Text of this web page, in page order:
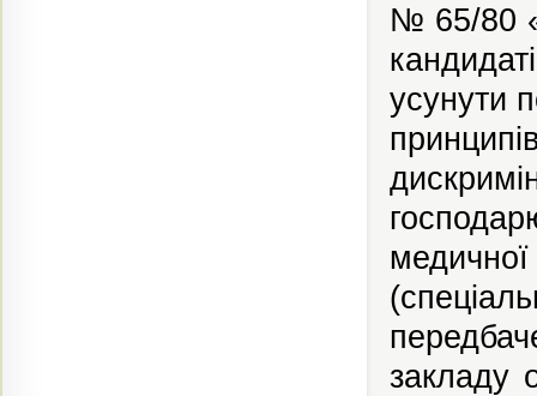
№ 65/80
усунути
закладу